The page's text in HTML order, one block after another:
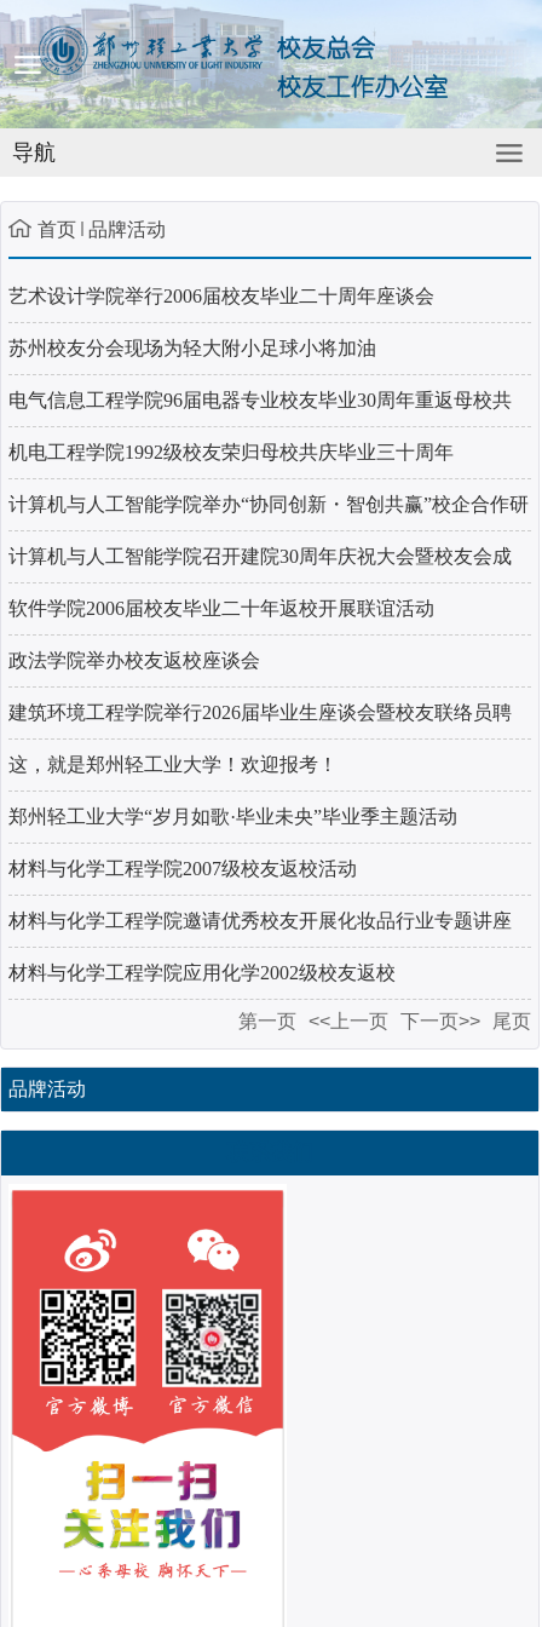
导航
首页 品牌活动
艺术设计学院举行2006届校友毕业二十周年座谈会
苏州校友分会现场为轻大附小足球小将加油
电气信息工程学院96届电器专业校友毕业30周年重返母校共
机电工程学院1992级校友荣归母校共庆毕业三十周年
计算机与人工智能学院举办“协同创新・智创共赢”校企合作研
讨会
计算机与人工智能学院召开建院30周年庆祝大会暨校友会成
软件学院2006届校友毕业二十年返校开展联谊活动
政法学院举办校友返校座谈会
建筑环境工程学院举行2026届毕业生座谈会暨校友联络员聘
任仪式
这，就是郑州轻工业大学！欢迎报考！
郑州轻工业大学“岁月如歌·毕业未央”毕业季主题活动
材料与化学工程学院2007级校友返校活动
材料与化学工程学院邀请优秀校友开展化妆品行业专题讲座
材料与化学工程学院应用化学2002级校友返校
第一页 <<上一页 下一页>> 尾页
品牌活动